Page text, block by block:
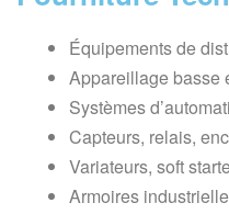
Équipements de
Appareillage basse
Systèmes
Capteurs, relais,
Variateurs, soft
Armoires